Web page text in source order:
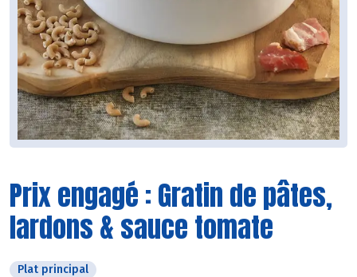
Prix engagé : Gratin de pâtes,
lardons & sauce tomate
Plat principal